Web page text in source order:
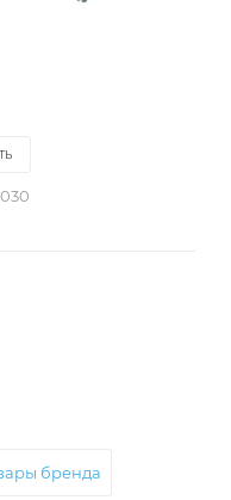
бренда